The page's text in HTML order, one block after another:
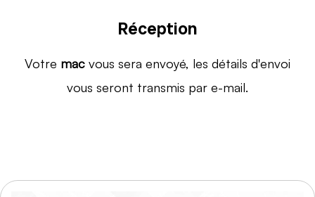
Réception
Votre mac vous sera envoyé, les détails d'envoi
vous seront transmis par e-mail.